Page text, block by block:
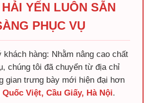
YẾN LUÔN SẴN
PHỤC VỤ
khách hàng: Nhằm nâng cao chất
chúng tôi đã chuyển từ địa chỉ
gian trưng bày mới hiện đại hơn
Quốc Việt, Cầu Giấy, Hà Nội.